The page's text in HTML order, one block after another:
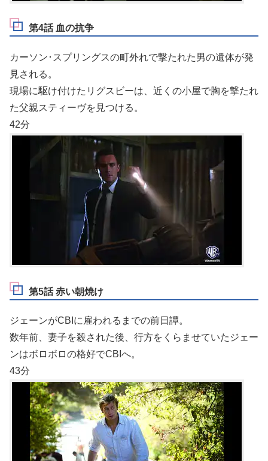
第4話 血の抗争
カーソン･スプリングスの町外れで撃たれた男の遺体が発
見される。
現場に駆け付けたリグスビーは、近くの小屋で胸を撃たれ
た父親スティーヴを見つける。
42分
第5話 赤い朝焼け
ジェーンがCBIに雇われるまでの前日譚。
数年前、妻子を殺された後、行方をくらませていたジェー
ンはボロボロの格好でCBIへ。
43分